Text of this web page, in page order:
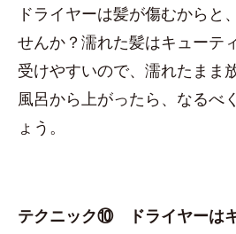
ドライヤーは髪が傷むからと
せんか？濡れた髪はキューテ
受けやすいので、濡れたまま
風呂から上がったら、なるべ
ょう。
テクニック⑩ ドライヤーは